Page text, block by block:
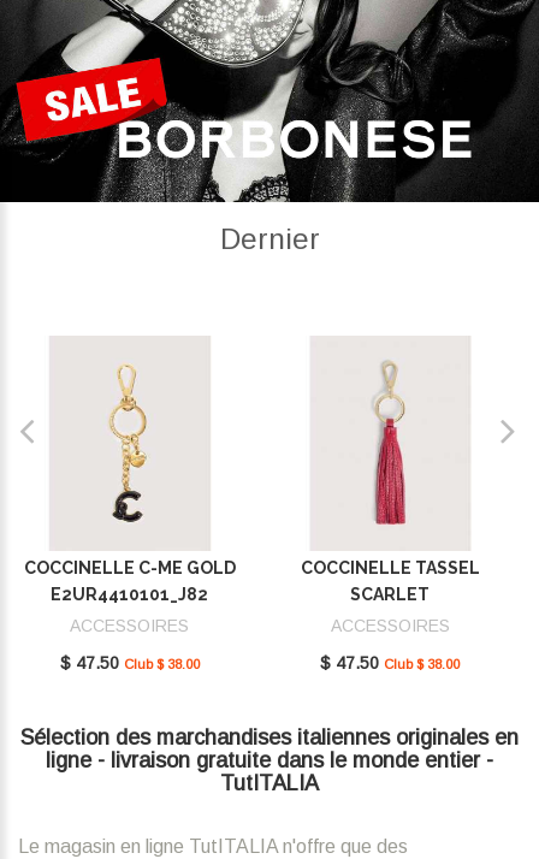
Dernier
COCCINELLE C-ME GOLD
E2UR4410101_J82
ACCESSOIRES
$ 47.50 Club $ 38.00
COCCINELLE TASSEL
SCARLET
E2MU0410101_R02
ACCESSOIRES
$ 47.50 Club $ 38.00
Sélection des marchandises italiennes originales en
ligne - livraison gratuite dans le monde entier -
TutITALIA
Le magasin en ligne TutITALIA n'offre que des